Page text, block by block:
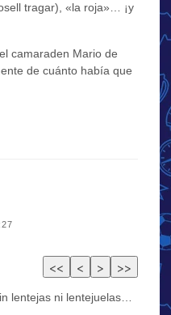
tragar), «la roja»… ¡y
camaraden Mario de
de cuánto había que
lentejas ni lentejuelas…